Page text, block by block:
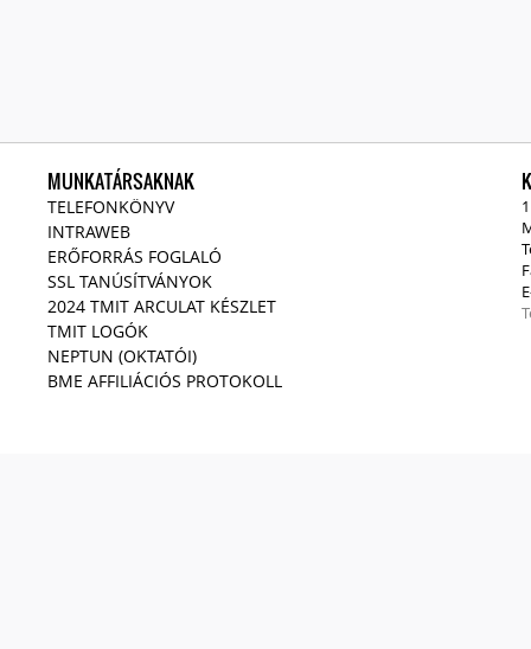
MUNKATÁRSAKNAK
TELEFONKÖNYV
INTRAWEB
ERŐFORRÁS FOGLALÓ
SSL TANÚSÍTVÁNYOK
2024 TMIT ARCULAT KÉSZLET
TMIT LOGÓK
NEPTUN (OKTATÓI)
BME AFFILIÁCIÓS PROTOKOLL